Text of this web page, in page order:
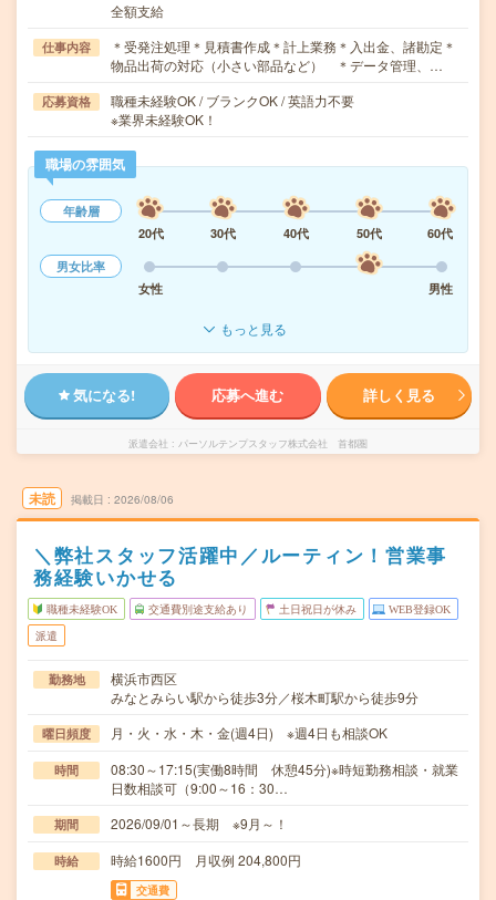
全額支給
仕事内容
＊受発注処理＊見積書作成＊計上業務＊入出金、諸勘定＊
物品出荷の対応（小さい部品など） ＊データ管理、…
応募資格
職種未経験OK / ブランクOK / 英語力不要
※業界未経験OK！
職場の雰囲気
年齢層
20代
30代 40代 50代
60代
男女比率
女性
男性
もっと見る
気になる! 応募へ進む 詳しく見る
派遣会社 パーソルテンプスタッフ株式会社 首都圏
未読 掲載日 2026/08/06
＼弊社スタッフ活躍中／ルーティン！営業事
務経験いかせる
職種未経験OK 交通費別途支給あり 土日祝日が休み WEB登録OK
派遣
勤務地
横浜市西区
みなとみらい駅から徒歩3分／桜木町駅から徒歩9分
曜日頻度 月・火・水・木・金(週4日) ※週4日も相談OK
時間
08:30～17:15(実働8時間 休憩45分)※時短勤務相談・就業
日数相談可（9:00～16：30…
期間 2026/09/01～長期 ※9月～！
時給 時給1600円 月収例 204,800円
交通費